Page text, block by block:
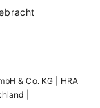
& Co. KG | HRA
|